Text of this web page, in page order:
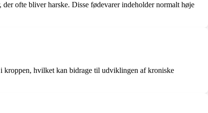
ofte bliver harske. Disse fødevarer indeholder normalt høje
kroppen, hvilket kan bidrage til udviklingen af ​​kroniske